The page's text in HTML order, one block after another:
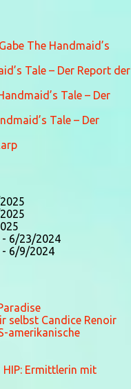
The Handmaid’s
Tale – Der Report der
Tale – Der
Tale – Der
- 6/23/2024
- 6/9/2024
selbst Candice Renoir
amerikanische
HIP: Ermittlerin mit